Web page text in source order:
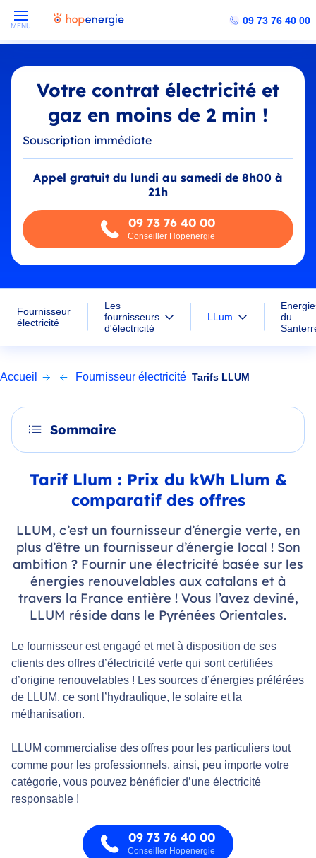
MENU 09 73 76 40 00
Votre contrat électricité et
gaz en moins de 2 min !
Souscription immédiate
Appel gratuit du lundi au samedi de 8h00 à
21h
09 73 76 40 00
Conseiller Hopenergie
Fournisseur
électricité
Les
fournisseurs
d'électricité
LLum
du
Accueil Fournisseur électricité Tarifs LLUM
Sommaire
Tarif Llum : Prix du kWh Llum &
comparatif des offres
LLUM, c’est un fournisseur d’énergie verte, en
plus d’être un fournisseur d’énergie local ! Son
ambition ? Fournir une électricité basée sur les
énergies renouvelables aux catalans et à
travers la France entière ! Vous l’avez deviné,
LLUM réside dans le Pyrénées Orientales.
Le fournisseur est engagé et met à disposition de ses
clients des offres d’électricité verte qui sont certifiées
d’origine renouvelables ! Les sources d’énergies préférées
de LLUM, ce sont l’hydraulique, le solaire et la
méthanisation.
LLUM commercialise des offres pour les particuliers tout
comme pour les professionnels, ainsi, peu importe votre
catégorie, vous pouvez bénéficier d’une électricité
responsable !
09 73 76 40 00
Conseiller Hopenergie